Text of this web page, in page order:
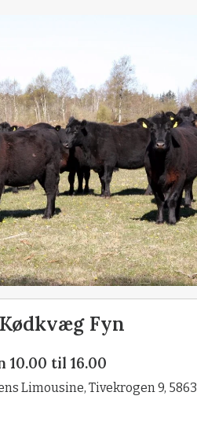
Fyn
10.00 til 16.00
Limousine, Tivekrogen 9, 5863